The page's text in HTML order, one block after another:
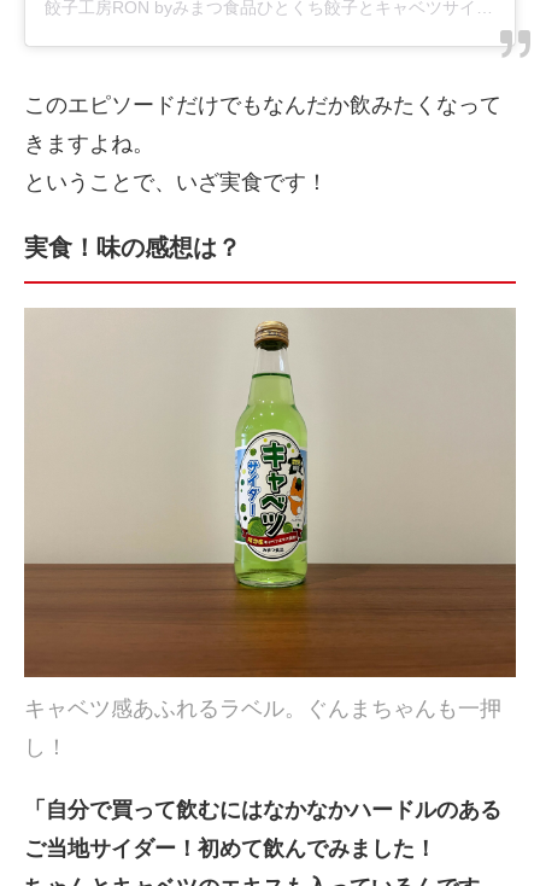
このエピソードだけでもなんだか飲みたくなって
きますよね。
ということで、いざ実食です！
実食！味の感想は？
キャベツ感あふれるラベル。ぐんまちゃんも一押
し！
「自分で買って飲むにはなかなかハードルのある
ご当地サイダー！初めて飲んでみました！